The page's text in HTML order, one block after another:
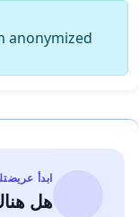
anonymized.
ابدأ
هل